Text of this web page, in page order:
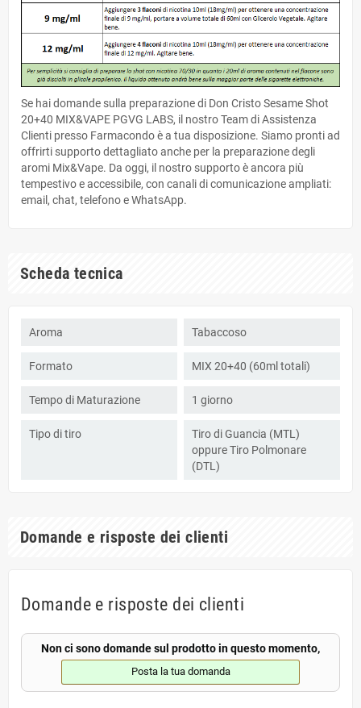
Se hai domande sulla preparazione di Don Cristo Sesame Shot
20+40 MIX&VAPE PGVG LABS, il nostro Team di Assistenza
Clienti presso Farmacondo è a tua disposizione. Siamo pronti ad
offrirti supporto dettagliato anche per la preparazione degli
aromi Mix&Vape. Da oggi, il nostro supporto è ancora più
tempestivo e accessibile, con canali di comunicazione ampliati:
email, chat, telefono e WhatsApp.
Scheda tecnica
Aroma Tabaccoso
Formato MIX 20+40 (60ml totali)
Tempo di Maturazione 1 giorno
Tipo di tiro
Tiro di Guancia (MTL)
oppure Tiro Polmonare
(DTL)
Domande e risposte dei clienti
Domande e risposte dei clienti
Non ci sono domande sul prodotto in questo momento,
Posta la tua domanda